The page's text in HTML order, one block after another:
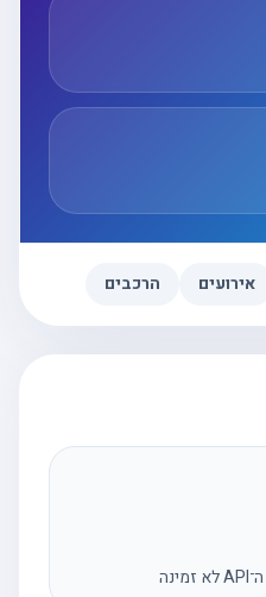
אירועים הרכבים